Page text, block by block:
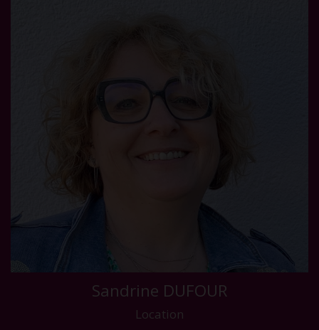
Sandrine DUFOUR
Location